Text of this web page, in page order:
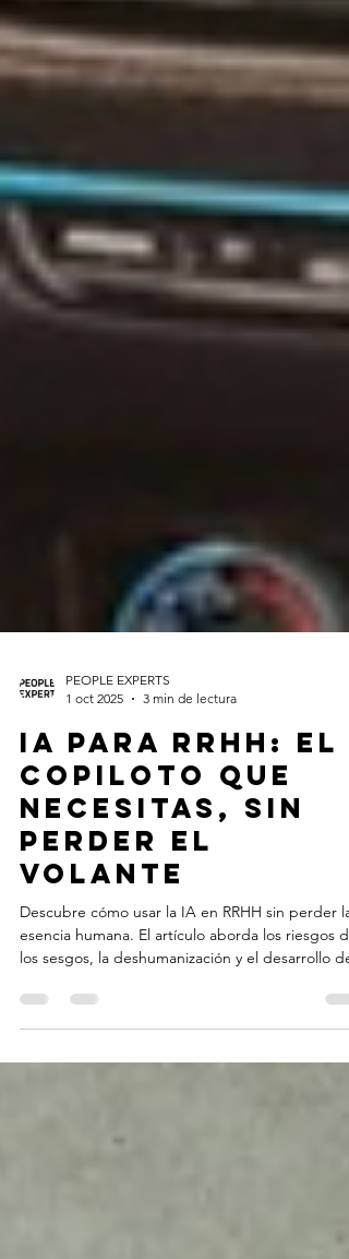
1 oct 2025
3 min de lectura
IA para RRHH: el
copiloto que
necesitas, sin
perder el
volante
Descubre cómo usar la IA en RRHH sin perder la
los sesgos, la deshumanización y el desarrollo de
talento, mostrando cómo la tecnología puede ser